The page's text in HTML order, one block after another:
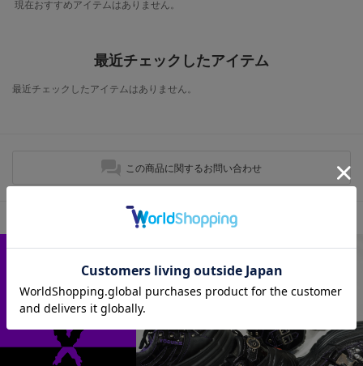
現在おすすめアイテムはありません。
最近チェックしたアイテム
最近チェックしたアイテムはありません。
この商品に関するお問い合わせ